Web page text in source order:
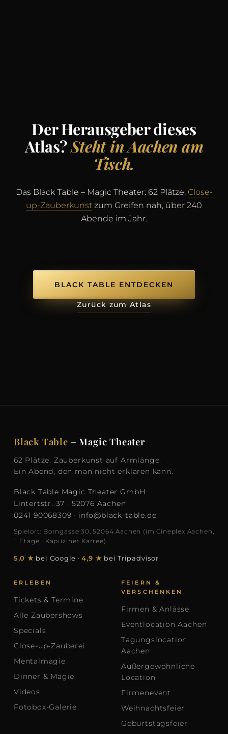
Der Herausgeber dieses
Atlas?Steht in Aachen am
Tisch.
Das Black Table – Magic Theater: 62 Plätze, Close-
up-Zauberkunst zum Greifen nah, über 240
Abende im Jahr.
BLACK TABLE ENTDECKEN
Zurück zum Atlas
Black Table – Magic Theater
62 Plätze. Zauberkunst auf Armlänge.
Ein Abend, den man nicht erklären kann.
Black Table Magic Theater GmbH
Lintertstr. 37 · 52076 Aachen
0241 90068309 · info@black-table.de
Spielort: Borngasse 30, 52064 Aachen (im Cineplex Aachen,
1. Etage · Kapuziner Karree)
5,0 ★ bei Google ·4,9 ★ bei Tripadvisor
ERLEBEN
Tickets & Termine
Alle Zaubershows
Specials
Close-up-Zauberei
Mentalmagie
Dinner & Magie
Videos
Fotobox-Galerie
FEIERN &
VERSCHENKEN
Firmen & Anlässe
Eventlocation Aachen
Tagungslocation
Aachen
Außergewöhnliche
Location
Firmenevent
Weihnachtsfeier
Geburtstagsfeier